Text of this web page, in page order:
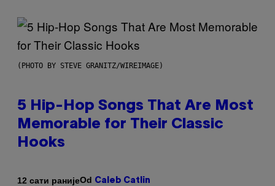
(PHOTO BY STEVE GRANITZ/WIREIMAGE)
5 Hip-Hop Songs That Are Most
Memorable for Their Classic
Hooks
12 сати ранијеOd Caleb Catlin